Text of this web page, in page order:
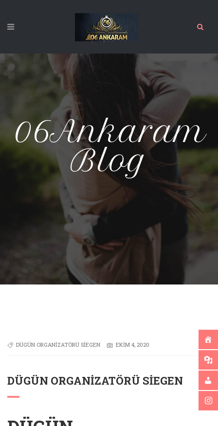
06Ankaram
Blog
DÜGÜN ORGANIZATÖRÜ SIEGEN EKIM 4, 2020
DÜGÜN ORGANIZATÖRÜ SIEGEN